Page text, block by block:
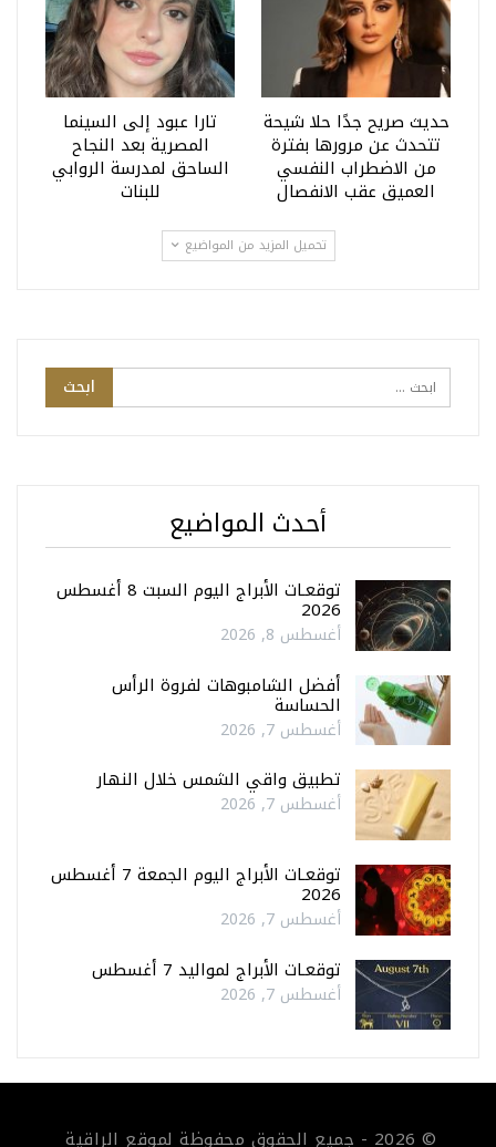
حديث صريح جدًا حلا شيحة
تتحدث عن مرورها بفترة
من الاضطراب النفسي
العميق عقب الانفصال
تارا عبود إلى السينما
المصرية بعد النجاح
الساحق لمدرسة الروابي
للبنات
تحميل المزيد من المواضيع
أحدث المواضيع
توقعـات الأبراج اليوم السبت 8 أغسطس
2026
أغسطس 8, 2026
أفضل الشامبوهات لفروة الرأس
الحساسة
أغسطس 7, 2026
تطبيق واقي الشمس خلال النهار
أغسطس 7, 2026
توقعـات الأبراج اليوم الجمعة 7 أغسطس
2026
أغسطس 7, 2026
توقعـات الأبراج لمواليد 7 أغسطس
أغسطس 7, 2026
© 2026 - جميع الحقوق محفوظة لموقع الراقية